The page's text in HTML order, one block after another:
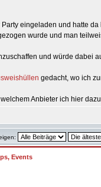
eingeladen und hatte
wurde und man
und würde dabei
gedacht, wo ich
Anbieter ich hier
Events